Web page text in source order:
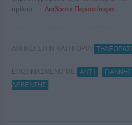
ομίλου. … Διαβάστε Περισσότερα...
ΑΝΗΚΕΙ ΣΤΗΝ ΚΑΤΗΓΟΡΙΑ:
ΕΠΙΣΗΜΑΣΜΕΝΟ ΜΕ: ΑΝΤ1
ΛΕΒΕΝΤΗΣ